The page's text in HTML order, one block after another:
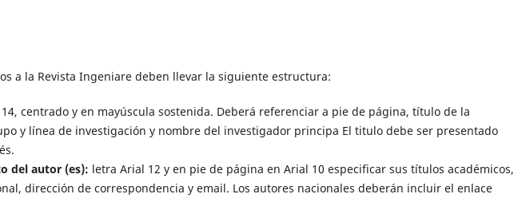
a la Revista Ingeniare deben llevar la siguiente estructura:
centrado y en mayúscula sostenida. Deberá referenciar a pie de página, título de la
y línea de investigación y nombre del investigador principa El titulo debe ser presentado
del autor (es): letra Arial 12 y en pie de página en Arial 10 especificar sus títulos académicos,
dirección de correspondencia y email. Los autores nacionales deberán incluir el enlace